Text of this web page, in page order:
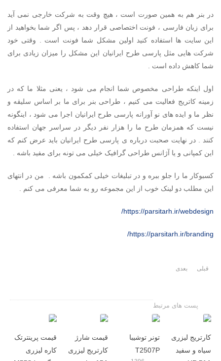
در بنر هم به همین صورت است ، هیچ وقت به شرکت خارجی نمی آید
برای زبان فارسی ، فونت اختصاصی قرار دهد ، پس اگر شما بخواهید از
این سایت ها استفاده کنید اولین مشکل شما فونت است . وقتی خود
شرکت هایی مثل پارسی طرح ایرانیان این مشکل را میزان زیادی برای
شما کاهش داده است .
اول اینکه طراحی مخصوص شما انجام می شود ، یعنی مثلا ما که در
زمینه کاتریج فعالیت می کنیم ، طراحی بنر برای ما بر اساس سلیقه و
نظر ما و ایده های نو آورانه پارسی طرح ایرانیان اجرا می شود ، اینگونه
نیست که همزمان طرح ما را هزار نفر دیگر در سراسر جهان استفاده
کنند . در نهایت صحبت درباره ی پارسی طرح ایرانیان باید عرض کنم که
این کمپانی و یا آژانس طراحی گرافیک خیلی می تونه برای مفید باشه .
کسبوکار ما را جلو ببره و در تبلیغات خیلی کمکمون باشه . من در انتهای
این مطلب دو لینک خوب از این مجموعه رو به شما معرفی می کنم .
https://parsitarh.ir/webdesign/
https://parsitarh.ir/branding/
قبلی بعدی
پست های مرتبط
قیمت پرینترتک
کاره لیزری
قیمت شارژ
کارتریج لیزری
تونر توشیبا
T2507P
کارتریج لیزری
سیاه و سفید